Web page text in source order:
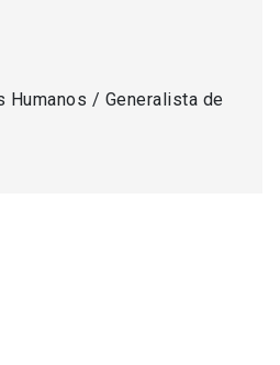
Humanos / Generalista de